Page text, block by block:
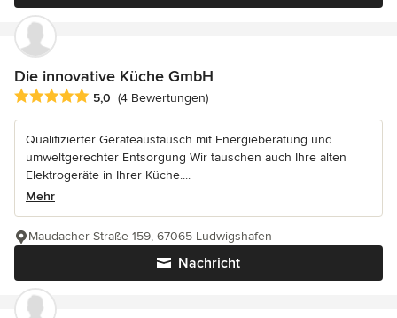
Die innovative Küche GmbH
Durchschnittliche Bewertung: 5 von 5 Sternen
5,0 (4 Bewertungen)
Qualifizierter Geräteaustausch mit Energieberatung und
umweltgerechter Entsorgung Wir tauschen auch Ihre alten
Elektrogeräte in Ihrer Küche....
Mehr
Nachricht
Maudacher Straße 159, 67065 Ludwigshafen